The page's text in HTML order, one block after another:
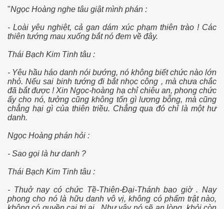
"Ngọc Hoàng nghe tâu giật mình phán :
- Loài yêu nghiệt, cả gan dám xúc phạm thiên trào ! Các
thiên tướng mau xuống bắt nó đem về đây.
Thái Bạch Kim Tinh tâu :
- Yêu hầu háo danh nói bướng, nó không biết chức nào lớn
nhỏ. Nếu sai binh tướng đi bắt nhọc công , mà chưa chắc
đã bắt được ! Xin Ngọc-hoàng hạ chỉ chiêu an, phong chức
ấy cho nó, tưởng cũng không tốn gì lương bỗng, mà cũng
chẳng hại gì của thiên triều. Chẳng qua đó chỉ là một hư
danh.
Ngọc Hoàng phán hỏi :
- Sao gọi là hư danh ?
Thái Bạch Kim Tinh tâu :
- Thuở nay có chức Tề-Thiên-Ðại-Thánh bao giờ . Nay
phong cho nó là hữu danh vô vị, không có phẩm trật nào,